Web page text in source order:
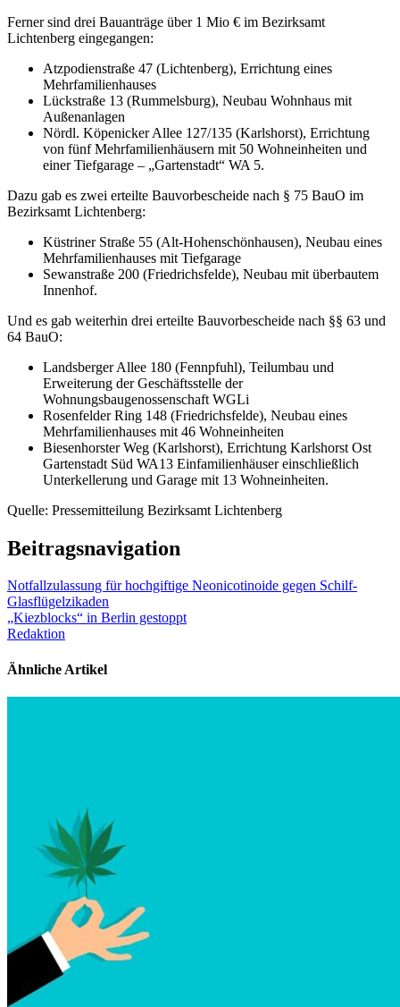
Ferner sind drei Bauanträge über 1 Mio € im Bezirksamt
Lichtenberg eingegangen:
Atzpodienstraße 47 (Lichtenberg), Errichtung eines
Mehrfamilienhauses
Lückstraße 13 (Rummelsburg), Neubau Wohnhaus mit
Außenanlagen
Nördl. Köpenicker Allee 127/135 (Karlshorst), Errichtung
von fünf Mehrfamilienhäusern mit 50 Wohneinheiten und
einer Tiefgarage – „Gartenstadt“ WA 5.
Dazu gab es zwei erteilte Bauvorbescheide nach § 75 BauO im
Bezirksamt Lichtenberg:
Küstriner Straße 55 (Alt-Hohenschönhausen), Neubau eines
Mehrfamilienhauses mit Tiefgarage
Sewanstraße 200 (Friedrichsfelde), Neubau mit überbautem
Innenhof.
Und es gab weiterhin drei erteilte Bauvorbescheide nach §§ 63 und
64 BauO:
Landsberger Allee 180 (Fennpfuhl), Teilumbau und
Erweiterung der Geschäftsstelle der
Wohnungsbaugenossenschaft WGLi
Rosenfelder Ring 148 (Friedrichsfelde), Neubau eines
Mehrfamilienhauses mit 46 Wohneinheiten
Biesenhorster Weg (Karlshorst), Errichtung Karlshorst Ost
Gartenstadt Süd WA13 Einfamilienhäuser einschließlich
Unterkellerung und Garage mit 13 Wohneinheiten.
Quelle: Pressemitteilung Bezirksamt Lichtenberg
Beitragsnavigation
Notfallzulassung für hochgiftige Neonicotinoide gegen Schilf-
Glasflügelzikaden
„Kiezblocks“ in Berlin gestoppt
Redaktion
Ähnliche Artikel